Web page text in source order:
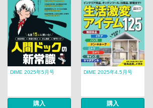
DIME 2025年5月号
購入
DIME 2025年4.5月号
購入